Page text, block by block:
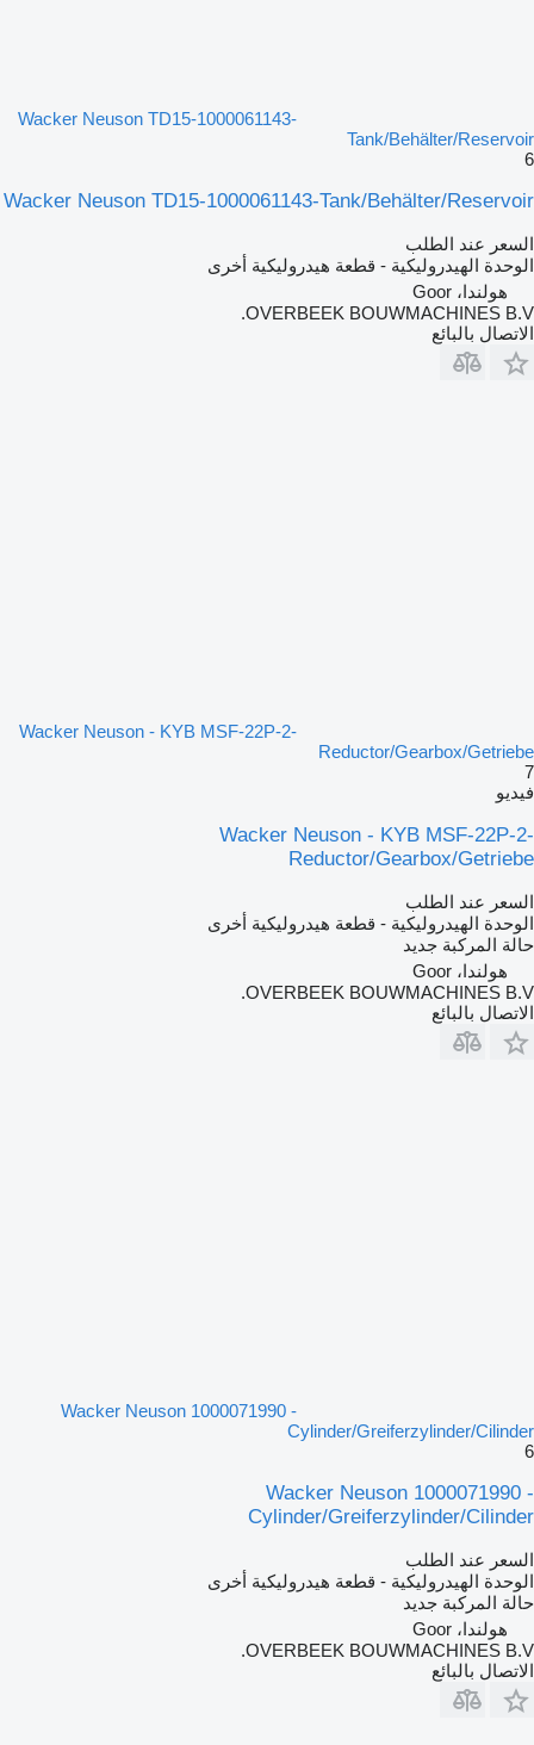
Wacker Neuson TD15-1000061143-
Tank/Behälter/Reservoir
6
Wacker Neuson TD15-1000061143-Tank/Behälter/Reservoir
السعر عند الطلب
الوحدة الهيدروليكية - قطعة هيدروليكية أخرى
هولندا، Goor
OVERBEEK BOUWMACHINES B.V.
الاتصال بالبائع
Wacker Neuson - KYB MSF-22P-2-
Reductor/Gearbox/Getriebe
7
فيديو
Wacker Neuson - KYB MSF-22P-2-
Reductor/Gearbox/Getriebe
السعر عند الطلب
الوحدة الهيدروليكية - قطعة هيدروليكية أخرى
حالة المركبة جديد
هولندا، Goor
OVERBEEK BOUWMACHINES B.V.
الاتصال بالبائع
Wacker Neuson 1000071990 -
Cylinder/Greiferzylinder/Cilinder
6
Wacker Neuson 1000071990 -
Cylinder/Greiferzylinder/Cilinder
السعر عند الطلب
الوحدة الهيدروليكية - قطعة هيدروليكية أخرى
حالة المركبة جديد
هولندا، Goor
OVERBEEK BOUWMACHINES B.V.
الاتصال بالبائع